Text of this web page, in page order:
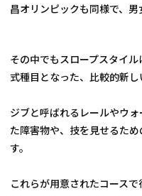
昌オリンピックも同様で、男
その中でもスロープスタイ
式種目となった、比較的新し
ジブと呼ばれるレールやウ
た障害物や、技を見せるた
す。
これらが用意されたコースで